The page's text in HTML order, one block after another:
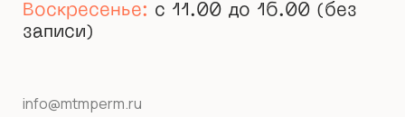
Воскресенье: c 11.00 до 16.00 (без
записи)
info@mtmperm.ru